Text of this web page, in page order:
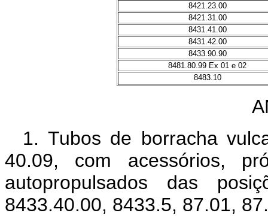
8421.23.00
8421.31.00
8431.41.00
8431.42.00
8433.90.90
8481.80.99 Ex 01 e 02
8483.10
1. Tubos de borracha
40.09, com acessórios,
autopropulsados das
8433.40.00, 8433.5, 87.01,